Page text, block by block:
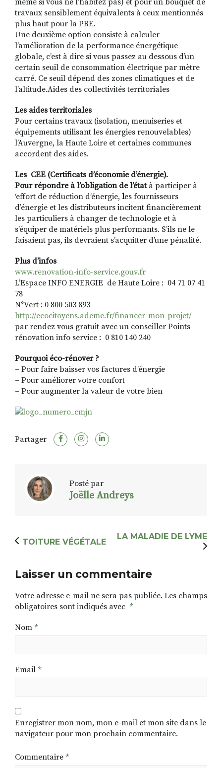
même si vous ne l’habitez pas) et pour un bouquet de
travaux sensiblement équivalents à ceux mentionnés
plus haut pour la PRE.
Une deuxième option consiste à calculer
l’amélioration de la performance énergétique
globale, c’est à dire si vous passez au dessous d’un
certain seuil de consommation électrique par mètre
carré. Ce seuil dépend des zones climatiques et de
l’altitude.Aides des collectivités territoriales
Les aides territoriales
Pour certains travaux (isolation, menuiseries et
équipements utilisant les énergies renouvelables)
l’Auvergne, la Haute Loire et certaines communes
accordent des aides.
Les CEE (Certificats d’économie d’énergie).
Pour répondre à l’obligation de l’état à participer à
‘effort de réduction d’énergie, les fournisseurs
d’énergie et les distributeurs incitent financièrement
les particuliers à changer de technologie et à
s’équiper de matériels plus performants. S’ils ne le
faisaient pas, ils devraient s’acquitter d’une pénalité.
Plus d’infos
www.renovation-info-service.gouv.fr
L’Espace INFO ENERGIE de Haute Loire : 04 71 07 41
78
N°Vert : 0 800 503 893
http://ecocitoyens.ademe.fr/financer-mon-projet/
par rendez vous gratuit avec un conseiller Points
rénovation info service : 0 810 140 240
Pourquoi éco-rénover ?
– Pour faire baisser vos factures d’énergie
– Pour améliorer votre confort
– Pour augmenter la valeur de votre bien
Partager
Posté par
Joëlle Andreys
TOITURE VÉGÉTALE
LA MALADIE DE LYME
Laisser un commentaire
Votre adresse e-mail ne sera pas publiée. Les champs
obligatoires sont indiqués avec *
Nom *
Email *
Enregistrer mon nom, mon e-mail et mon site dans le
navigateur pour mon prochain commentaire.
Commentaire *